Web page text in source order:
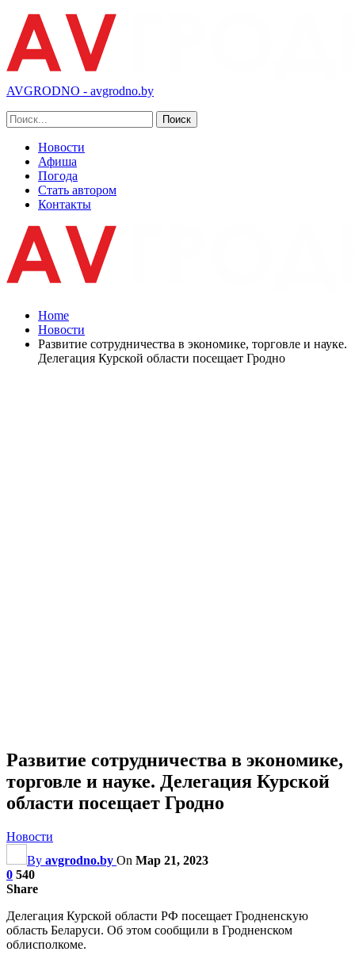
AVGRODNO - avgrodno.by
Новости
Афиша
Погода
Стать автором
Контакты
Home
Новости
Развитие сотрудничества в экономике, торговле и науке.
Делегация Курской области посещает Гродно
Развитие сотрудничества в экономике,
торговле и науке. Делегация Курской
области посещает Гродно
Новости
By avgrodno.by On Мар 21, 2023
0 540
Share
Делегация Курской области РФ посещает Гродненскую
область Беларуси. Об этом сообщили в Гродненском
облисполкоме.